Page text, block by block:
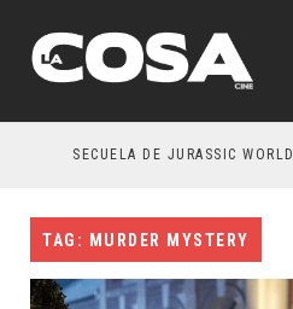
SECUELA DE JURASSIC WORLD
TAG: MURDER MYSTERY